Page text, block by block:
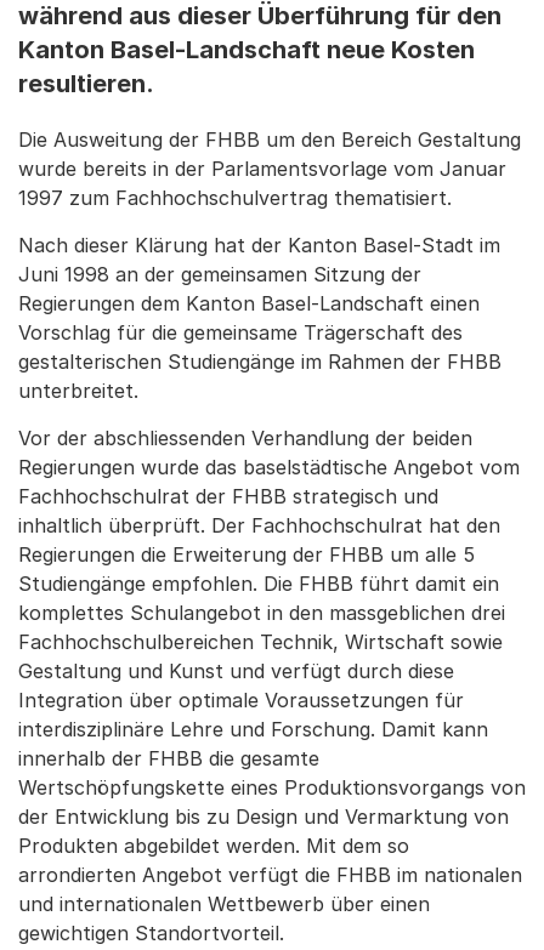
während aus dieser Überführung für den
Kanton Basel-Landschaft neue Kosten
resultieren.
Die Ausweitung der FHBB um den Bereich Gestaltung
wurde bereits in der Parlamentsvorlage vom Januar
1997 zum Fachhochschulvertrag thematisiert.
Nach dieser Klärung hat der Kanton Basel-Stadt im
Juni 1998 an der gemeinsamen Sitzung der
Regierungen dem Kanton Basel-Landschaft einen
Vorschlag für die gemeinsame Trägerschaft des
gestalterischen Studiengänge im Rahmen der FHBB
unterbreitet.
Vor der abschliessenden Verhandlung der beiden
Regierungen wurde das baselstädtische Angebot vom
Fachhochschulrat der FHBB strategisch und
inhaltlich überprüft. Der Fachhochschulrat hat den
Regierungen die Erweiterung der FHBB um alle 5
Studiengänge empfohlen. Die FHBB führt damit ein
komplettes Schulangebot in den massgeblichen drei
Fachhochschulbereichen Technik, Wirtschaft sowie
Gestaltung und Kunst und verfügt durch diese
Integration über optimale Voraussetzungen für
interdisziplinäre Lehre und Forschung. Damit kann
innerhalb der FHBB die gesamte
Wertschöpfungskette eines Produktionsvorgangs von
der Entwicklung bis zu Design und Vermarktung von
Produkten abgebildet werden. Mit dem so
arrondierten Angebot verfügt die FHBB im nationalen
und internationalen Wettbewerb über einen
gewichtigen Standortvorteil.